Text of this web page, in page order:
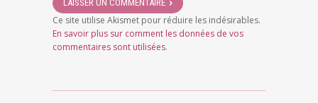
Ce site utilise Akismet pour réduire les indésirables.
En savoir plus sur comment les données de vos
commentaires sont utilisées.